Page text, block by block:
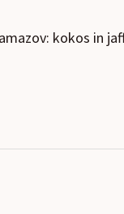
kokos in